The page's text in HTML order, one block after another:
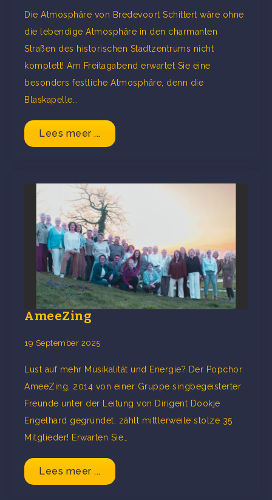
Die Atmosphäre von Bredevoort Schittert wäre ohne
die lebendige Atmosphäre in den charmanten
Straßen des historischen Stadtzentrums nicht
komplett! Am Freitagabend erwartet Sie eine
besonders festliche Atmosphäre, denn die
Blaskapelle…
Lees meer ...
AmeeZing
19 September 2025
Lust auf mehr Musikalität und Energie? Der Popchor
AmeeZing, 2014 von einer Gruppe singbegeisterter
Freunde unter der Leitung von Dirigent Dookje
Engelhard gegründet, zählt mittlerweile stolze 35
Mitglieder! Erwarten Sie…
Lees meer ...